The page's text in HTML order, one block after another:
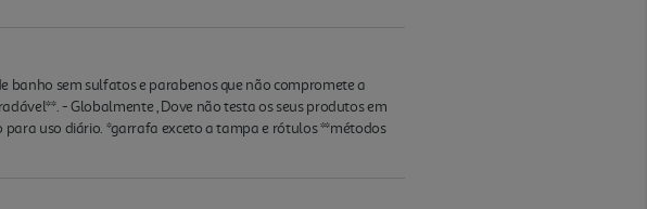
banho sem sulfatos e parabenos que não compromete a
- Globalmente , Dove não testa os seus produtos em
uso diário. *garrafa exceto a tampa e rótulos **métodos